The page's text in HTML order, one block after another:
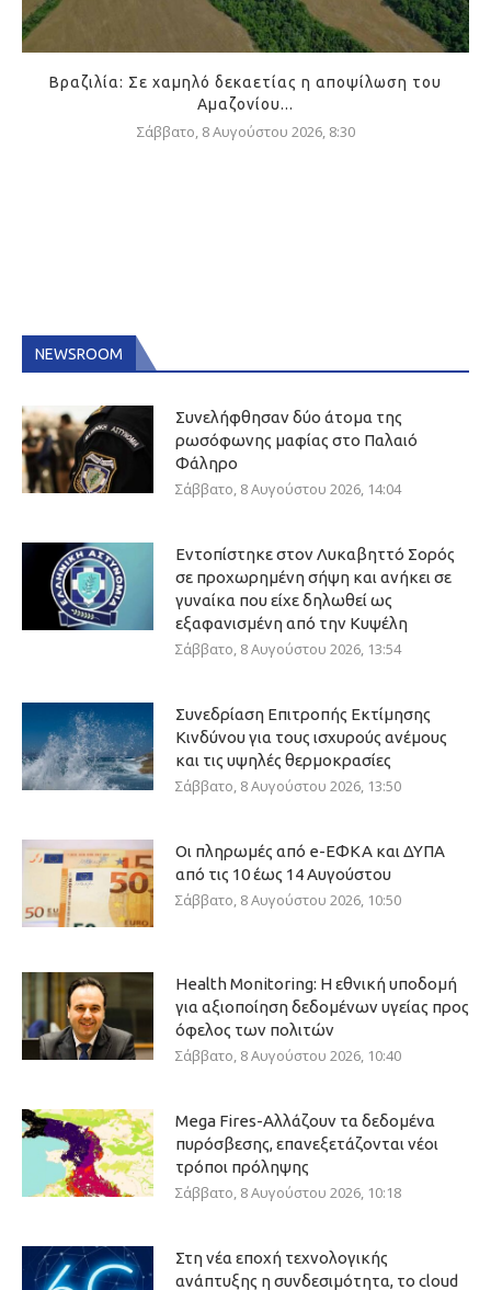
Βραζιλία: Σε χαμηλό δεκαετίας η αποψίλωση του
Αμαζονίου...
Σάββατο, 8 Αυγούστου 2026, 8:30
NEWSROOM
Συνελήφθησαν δύο άτομα της
ρωσόφωνης μαφίας στο Παλαιό
Φάληρο
Σάββατο, 8 Αυγούστου 2026, 14:04
Εντοπίστηκε στον Λυκαβηττό Σορός
σε προχωρημένη σήψη και ανήκει σε
γυναίκα που είχε δηλωθεί ως
εξαφανισμένη από την Κυψέλη
Σάββατο, 8 Αυγούστου 2026, 13:54
Συνεδρίαση Επιτροπής Εκτίμησης
Κινδύνου για τους ισχυρούς ανέμους
και τις υψηλές θερμοκρασίες
Σάββατο, 8 Αυγούστου 2026, 13:50
Οι πληρωμές από e-ΕΦΚΑ και ΔΥΠΑ
από τις 10 έως 14 Αυγούστου
Σάββατο, 8 Αυγούστου 2026, 10:50
Health Monitoring: Η εθνική υποδομή
για αξιοποίηση δεδομένων υγείας προς
όφελος των πολιτών
Σάββατο, 8 Αυγούστου 2026, 10:40
Mega Fires-Αλλάζουν τα δεδομένα
πυρόσβεσης, επανεξετάζονται νέοι
τρόποι πρόληψης
Σάββατο, 8 Αυγούστου 2026, 10:18
Στη νέα εποχή τεχνολογικής
ανάπτυξης η συνδεσιμότητα, το cloud